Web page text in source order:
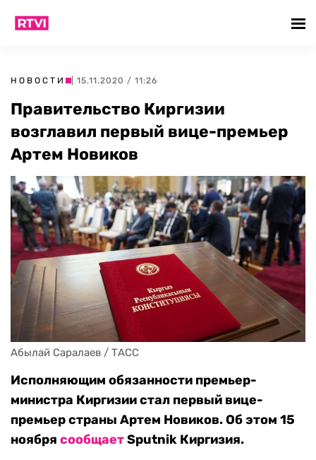
НОВОСТИ | 15.11.2020 / 11:26
Правительство Киргизии
возглавил первый вице-премьер
Артем Новиков
Абылай Саралаев / ТАСС
Исполняющим обязанности премьер-
министра Киргизии стал первый вице-
премьер страны Артем Новиков. Об этом 15
ноября сообщаетSputnik Киргизия.